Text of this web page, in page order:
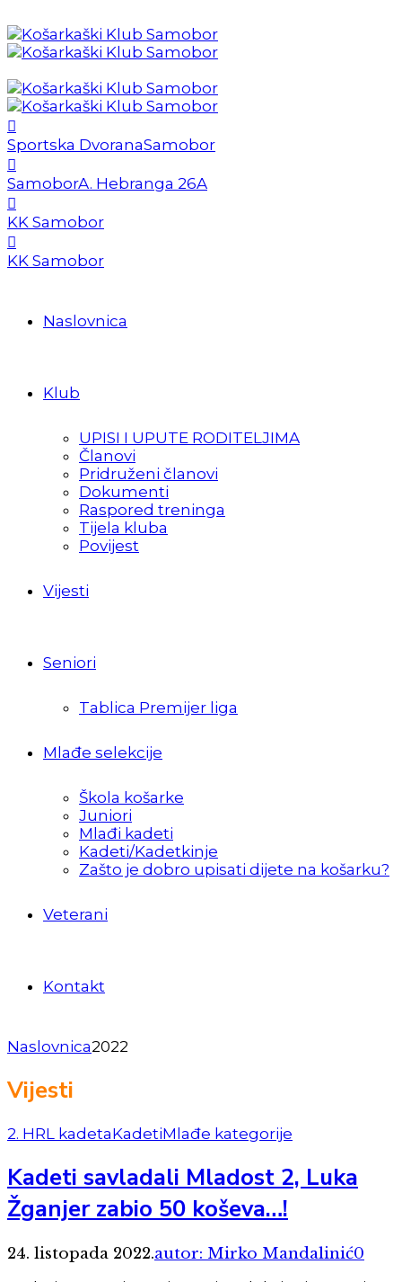
Sportska DvoranaSamobor
SamoborA. Hebranga 26A
KK Samobor
KK Samobor
Naslovnica
Klub
UPISI I UPUTE RODITELJIMA
Članovi
Pridruženi članovi
Dokumenti
Raspored treninga
Tijela kluba
Povijest
Vijesti
Seniori
Tablica Premijer liga
Mlađe selekcije
Škola košarke
Juniori
Mlađi kadeti
Kadeti/Kadetkinje
Zašto je dobro upisati dijete na košarku?
Veterani
Kontakt
Naslovnica2022
Vijesti
2. HRL kadetaKadetiMlađe kategorije
Kadeti savladali Mladost 2, Luka
Žganjer zabio 50 koševa…!
24. listopada 2022.autor: Mirko Mandalinić0